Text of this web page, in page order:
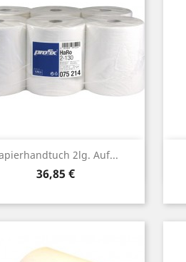
2lg. Auf...
Preis
36,85 €
Vorschau